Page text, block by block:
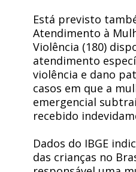
Está previsto
Atendimento à
Violência (180)
atendimento
violência e dano
casos em que a
emergencial
recebido
Dados do IBGE
das crianças no